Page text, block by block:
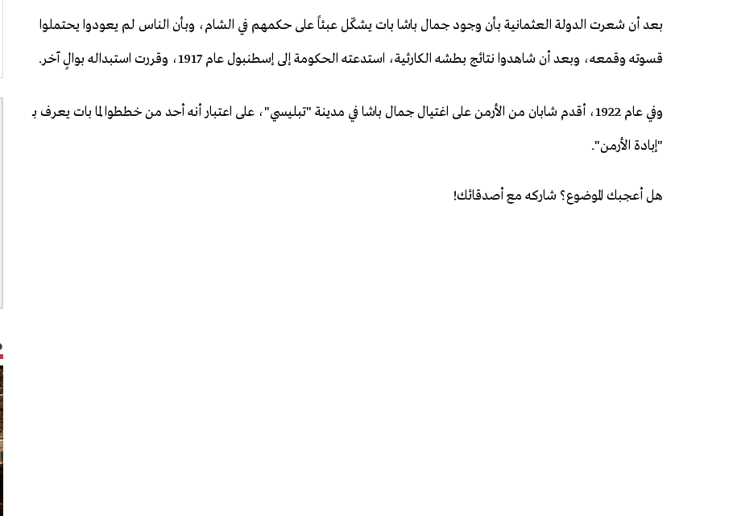
بعد أن شعرت الدولة العثمانية بأن وجود جمال باشا بات يشكّل عبئاً على حكمهم في الشام، وبأن الناس لم يعودوا يحتملوا
قسوته وقمعه، وبعد أن شاهدوا نتائج بطشه الكارثية، استدعته الحكومة إلى إسطنبول عام 1917، وقررت استبداله بوالٍ آخر.
وفي عام 1922، أقدم شابان من الأرمن على اغتيال جمال باشا في مدينة "تبليسي"، على اعتبار أنه أحد من خططوا لما بات يعرف بـ
"إبادة الأرمن".
هل أعجبك الموضوع؟ شاركه مع أصدقائك!